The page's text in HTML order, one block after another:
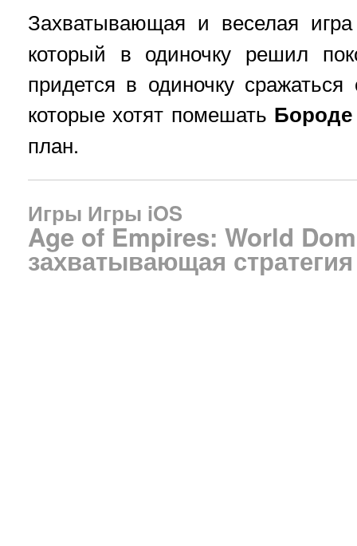
Захватывающая и веселая
который в одиночку решил
придется в одиночку
которые хотят помешать Бороде
план.
Игры Игры iOS
Age of Empires: World
захватывающая стратегия